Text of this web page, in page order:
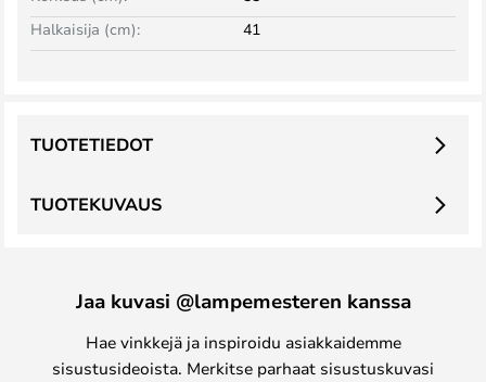
Halkaisija (cm):
41
TUOTEKUVAUS
TUOTETIEDOT
Jaa kuvasi @lampemesteren kanssa
Hae vinkkejä ja inspiroidu asiakkaidemme
sisustusideoista. Merkitse parhaat sisustuskuvasi